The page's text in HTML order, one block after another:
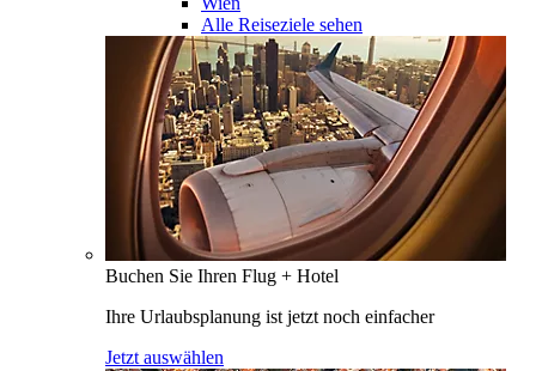
Alle Reiseziele sehen
Buchen Sie Ihren Flug + Hotel
Ihre Urlaubsplanung ist jetzt noch einfacher
Jetzt auswählen